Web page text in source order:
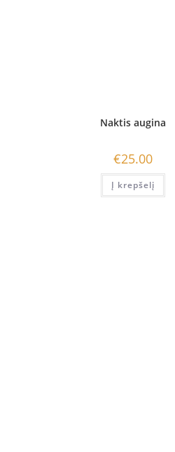
Naktis augina
€25.00
Į krepšelį